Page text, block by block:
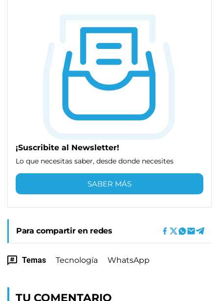
¡Suscribite al Newsletter!
Lo que necesitas saber, desde donde necesites
SABER MÁS
Para compartir en redes
Temas Tecnología WhatsApp
TU COMENTARIO